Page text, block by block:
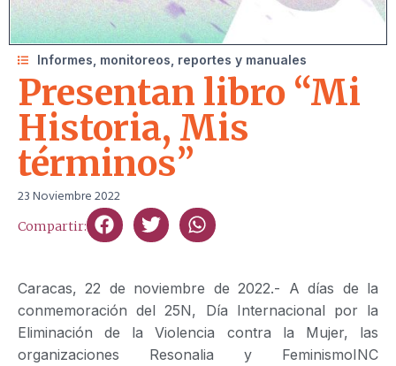
Informes, monitoreos, reportes y manuales
Presentan libro “Mi
Historia, Mis
términos”
23 Noviembre 2022
Compartir:
Caracas, 22 de noviembre de 2022.- A días de la
conmemoración del 25N, Día Internacional por la
Eliminación de la Violencia contra la Mujer, las
organizaciones Resonalia y FeminismoINC